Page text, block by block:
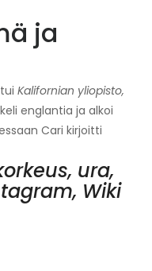
ja
Kalifornian yliopisto,
englantia ja alkoi
Cari kirjoitti
ura,
Wiki